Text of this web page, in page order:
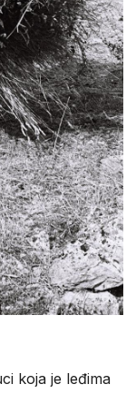
koja je leđima